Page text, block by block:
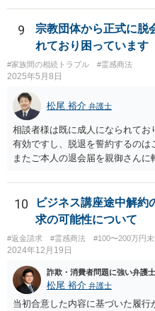
9
宗教団体から正式に脱
れており困っています
#家族間の相続トラブル #霊感商法
2025年5月8日
松尾 裕介 弁護士
相談者様は既に成人になられて
有効ですし、脱退を誓約するのは
またご本人の退会届を親御さん
ような理由で、誠実に対応いた
旨申し入れたうえで、弁護士名
明郵便を本部宛に送付することが
10
ビジネス講座途中解約
求の可能性について
#返金請求 #霊感商法 #100〜200万円
2024年12月19日
詐欺・消費者問題に強い弁護士
松尾 裕介 弁護士
当初合意した内容に基づいた履